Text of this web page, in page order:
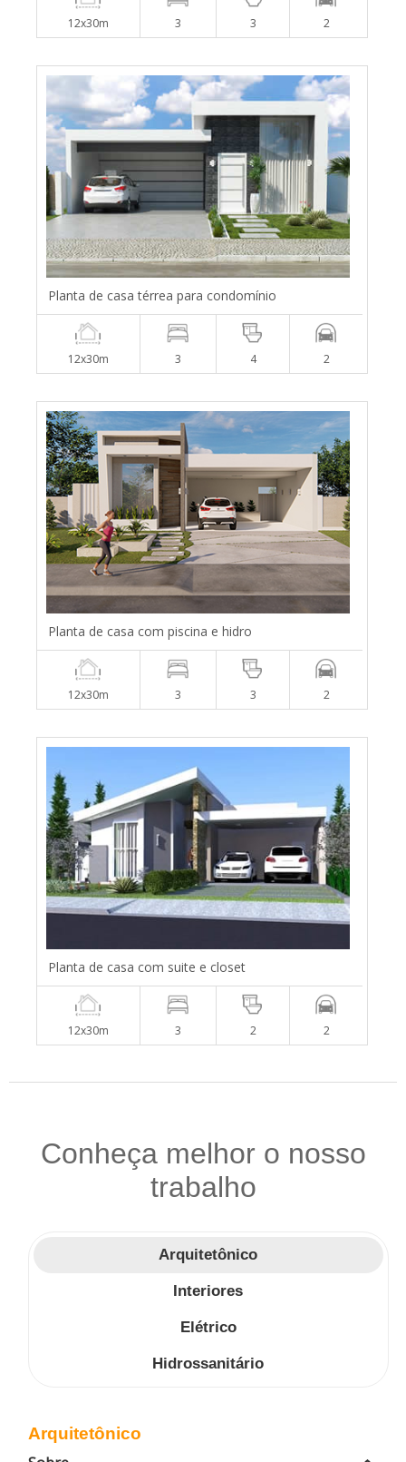
12x30m 3 3 2
Planta de casa térrea para condomínio
12x30m 3 4 2
Planta de casa com piscina e hidro
12x30m 3 3 2
Planta de casa com suite e closet
12x30m 3 2 2
Conheça melhor o nosso
trabalho
Arquitetônico
Interiores
Elétrico
Hidrossanitário
Arquitetônico